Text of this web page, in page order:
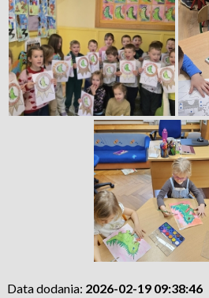
Data dodania: 2026-02-19 09:38:46